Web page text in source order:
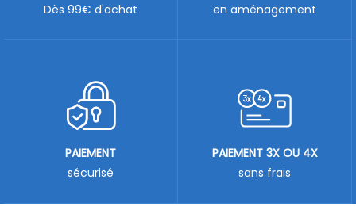
Dès 99€ d'achat
en aménagement
PAIEMENT
sécurisé
PAIEMENT 3X OU 4X
sans frais